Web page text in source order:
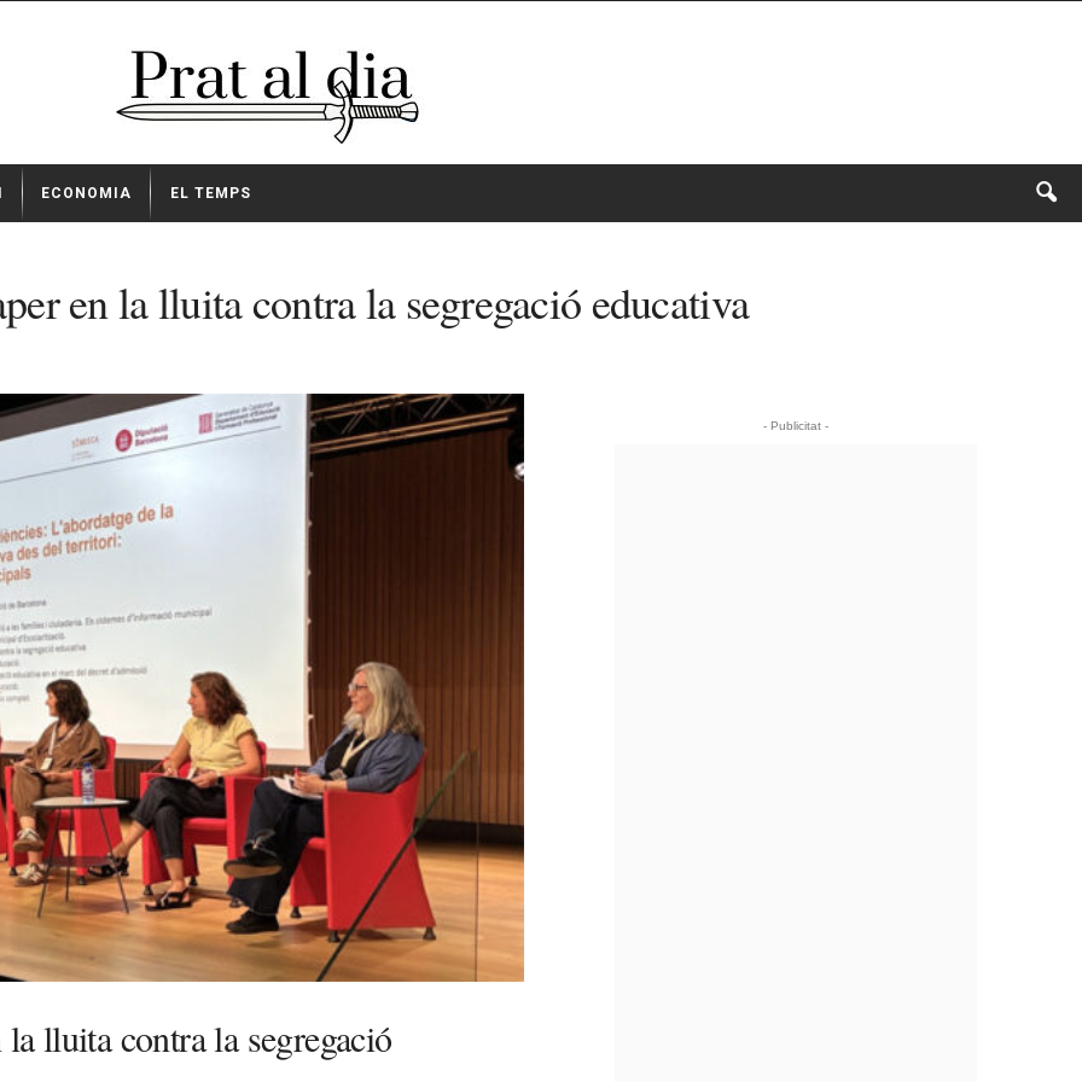
ECONOMIA EL TEMPS
en la lluita contra la segregació educativa
lluita contra la segregació
- Publicitat -